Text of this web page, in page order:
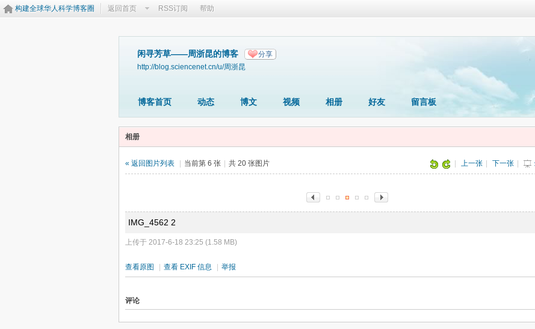
构建全球华人科学博客圈 返回首页 RSS订阅 帮助
闲寻芳草——周浙昆的博客 分享
http://blog.sciencenet.cn/u/周浙昆
博客首页 动态 博文 视频 相册 好友 留言板
相册
上一张 下一张
« 返回图片列表 当前第 6 张 共 20 张图片
IMG_4562 2
上传于 2017-6-18 23:25 (1.58 MB)
查看原图 查看 EXIF 信息 举报
评论